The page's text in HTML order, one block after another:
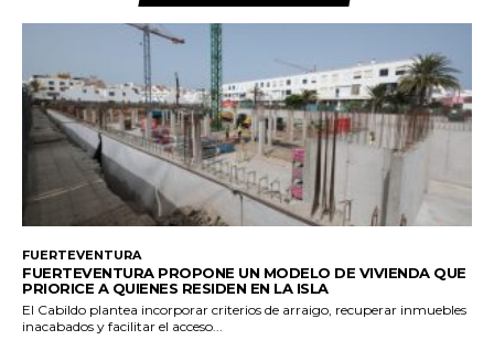
FUERTEVENTURA
FUERTEVENTURA PROPONE UN MODELO DE VIVIENDA QUE
PRIORICE A QUIENES RESIDEN EN LA ISLA
El Cabildo plantea incorporar criterios de arraigo, recuperar inmuebles
inacabados y facilitar el acceso...